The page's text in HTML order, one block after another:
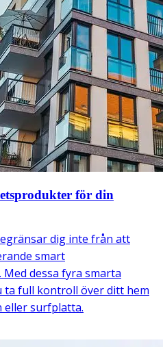
för din
dig inte från att
smart
dessa fyra smarta
ta full kontroll över ditt hem
surfplatta.